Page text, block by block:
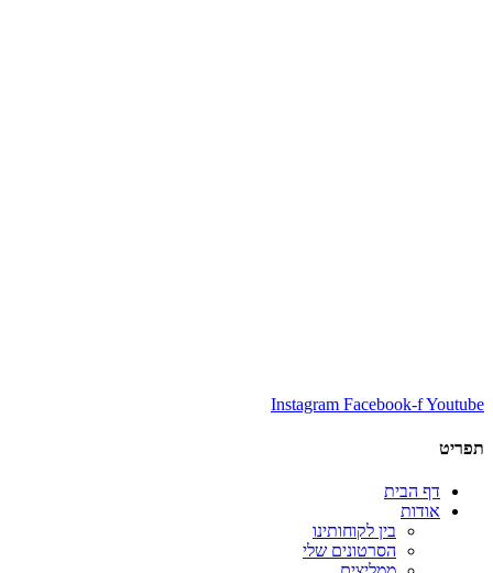
Instagram Facebook-fYoutube
תפריט
דף הבית
אודות
בין לקוחותינו
הסרטונים שלי